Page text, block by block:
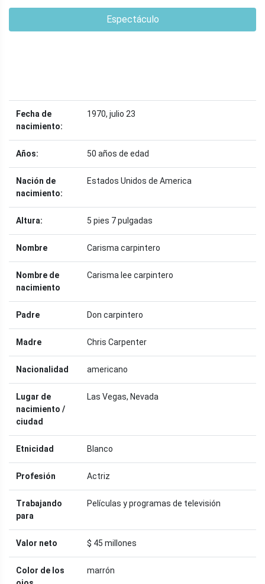
Espectáculo
Fecha de
nacimiento:
1970, julio 23
Años: 50 años de edad
Nación de
nacimiento:
Estados Unidos de America
Altura: 5 pies 7 pulgadas
Nombre Carisma carpintero
Nombre de
nacimiento
Carisma lee carpintero
Padre Don carpintero
Madre Chris Carpenter
Nacionalidad americano
Lugar de
nacimiento /
ciudad
Las Vegas, Nevada
Etnicidad Blanco
Profesión Actriz
Trabajando
para
Películas y programas de televisión
Valor neto $ 45 millones
Color de los
marrón